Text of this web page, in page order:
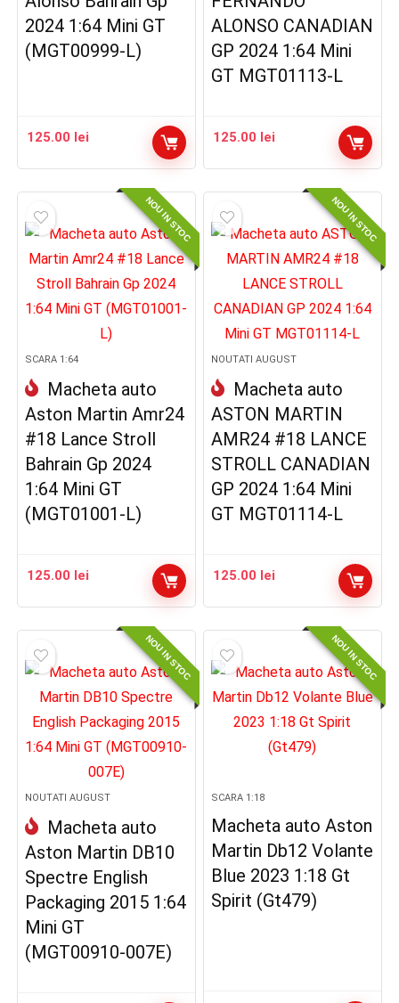
2024 1:64 Mini GT
(MGT00999-L)
125.00 lei
ALONSO CANADIAN
GP 2024 1:64 Mini
GT MGT01113-L
125.00 lei
NOU IN STOC
SCARA 1:64
Macheta auto
Aston Martin Amr24
#18 Lance Stroll
Bahrain Gp 2024
1:64 Mini GT
(MGT01001-L)
125.00 lei
NOU IN STOC
NOUTATI AUGUST
Macheta auto
ASTON MARTIN
AMR24 #18 LANCE
STROLL CANADIAN
GP 2024 1:64 Mini
GT MGT01114-L
125.00 lei
NOU IN STOC
NOUTATI AUGUST
Macheta auto
Aston Martin DB10
Spectre English
Packaging 2015 1:64
Mini GT
(MGT00910-007E)
NOU IN STOC
SCARA 1:18
Macheta auto Aston
Martin Db12 Volante
Blue 2023 1:18 Gt
Spirit (Gt479)